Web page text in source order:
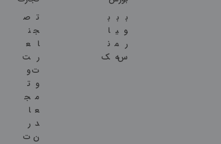
ب
و
ر
س
ب
ی
م
ه
ب
ا
ن
ک
ت
ج
ا
ر
ت
و
م
ع
د
ن
ص
ن
ع
ت
و
ت
ج
ا
ر
ت